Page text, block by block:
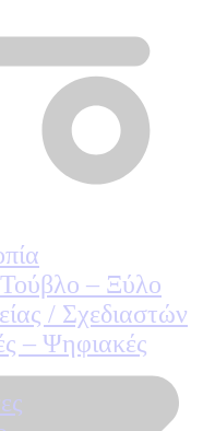
– Ξύλο
/ Σχεδιαστών
– Ψηφιακές